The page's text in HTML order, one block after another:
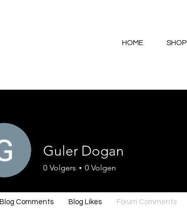
HOME SHOP
Guler Dogan
0 Volgers 0 Volgen
Blog Comments Blog Likes Forum Comments